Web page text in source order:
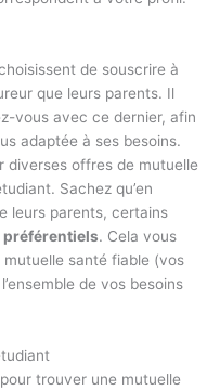
de souscrire à
que leurs parents. Il
vous avec ce dernier, afin
adaptée à ses besoins.
diverses offres de mutuelle
Sachez qu’en
leurs parents, certains
. Cela vous
mutuelle santé fiable (vos
de vos besoins
trouver une mutuelle